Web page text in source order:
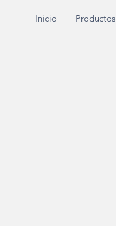
Inicio Productos